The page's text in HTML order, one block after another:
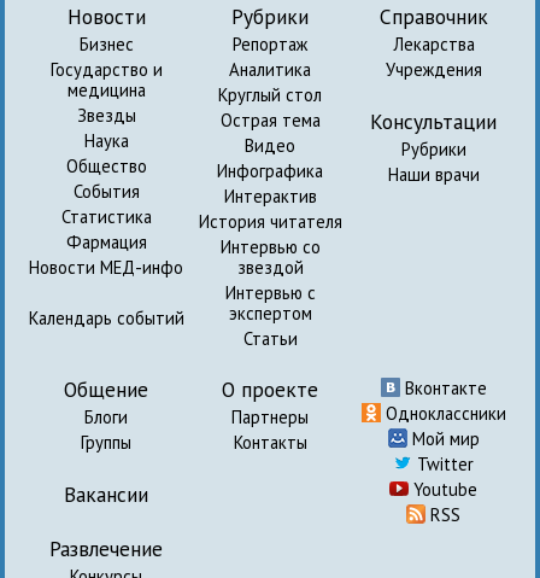
Новости
Бизнес
Государство и
медицина
Звезды
Наука
Общество
События
Статистика
Фармация
Новости МЕД-инфо
Календарь событий
Рубрики
Репортаж
Аналитика
Круглый стол
Острая тема
Видео
Инфографика
Интерактив
История читателя
Интервью со
звездой
Интервью с
экспертом
Статьи
Справочник
Лекарства
Учреждения
Консультации
Рубрики
Наши врачи
Общение
Блоги
Группы
Вакансии
Развлечение
О проекте
Партнеры
Контакты
Вконтакте
Одноклассники
Мой мир
Twitter
Youtube
RSS